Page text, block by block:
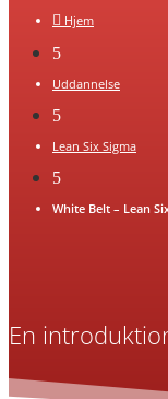
 Hjem
5
Uddannelse
5
Lean Six Sigma
5
White Belt – Lean
En